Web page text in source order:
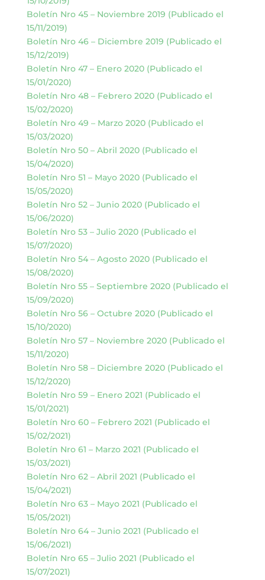
Boletín Nro 45 – Noviembre 2019 (Publicado el
15/11/2019)
Boletín Nro 46 – Diciembre 2019 (Publicado el
15/12/2019)
Boletín Nro 47 – Enero 2020 (Publicado el
15/01/2020)
Boletín Nro 48 – Febrero 2020 (Publicado el
15/02/2020)
Boletín Nro 49 – Marzo 2020 (Publicado el
15/03/2020)
Boletín Nro 50 – Abril 2020 (Publicado el
15/04/2020)
Boletín Nro 51 – Mayo 2020 (Publicado el
15/05/2020)
Boletín Nro 52 – Junio 2020 (Publicado el
15/06/2020)
Boletín Nro 53 – Julio 2020 (Publicado el
15/07/2020)
Boletín Nro 54 – Agosto 2020 (Publicado el
15/08/2020)
Boletín Nro 55 – Septiembre 2020 (Publicado el
15/09/2020)
Boletín Nro 56 – Octubre 2020 (Publicado el
15/10/2020)
Boletín Nro 57 – Noviembre 2020 (Publicado el
15/11/2020)
Boletín Nro 58 – Diciembre 2020 (Publicado el
15/12/2020)
Boletín Nro 59 – Enero 2021 (Publicado el
15/01/2021)
Boletín Nro 60 – Febrero 2021 (Publicado el
15/02/2021)
Boletín Nro 61 – Marzo 2021 (Publicado el
15/03/2021)
Boletín Nro 62 – Abril 2021 (Publicado el
15/04/2021)
Boletín Nro 63 – Mayo 2021 (Publicado el
15/05/2021)
Boletín Nro 64 – Junio 2021 (Publicado el
15/06/2021)
Boletín Nro 65 – Julio 2021 (Publicado el
15/07/2021)